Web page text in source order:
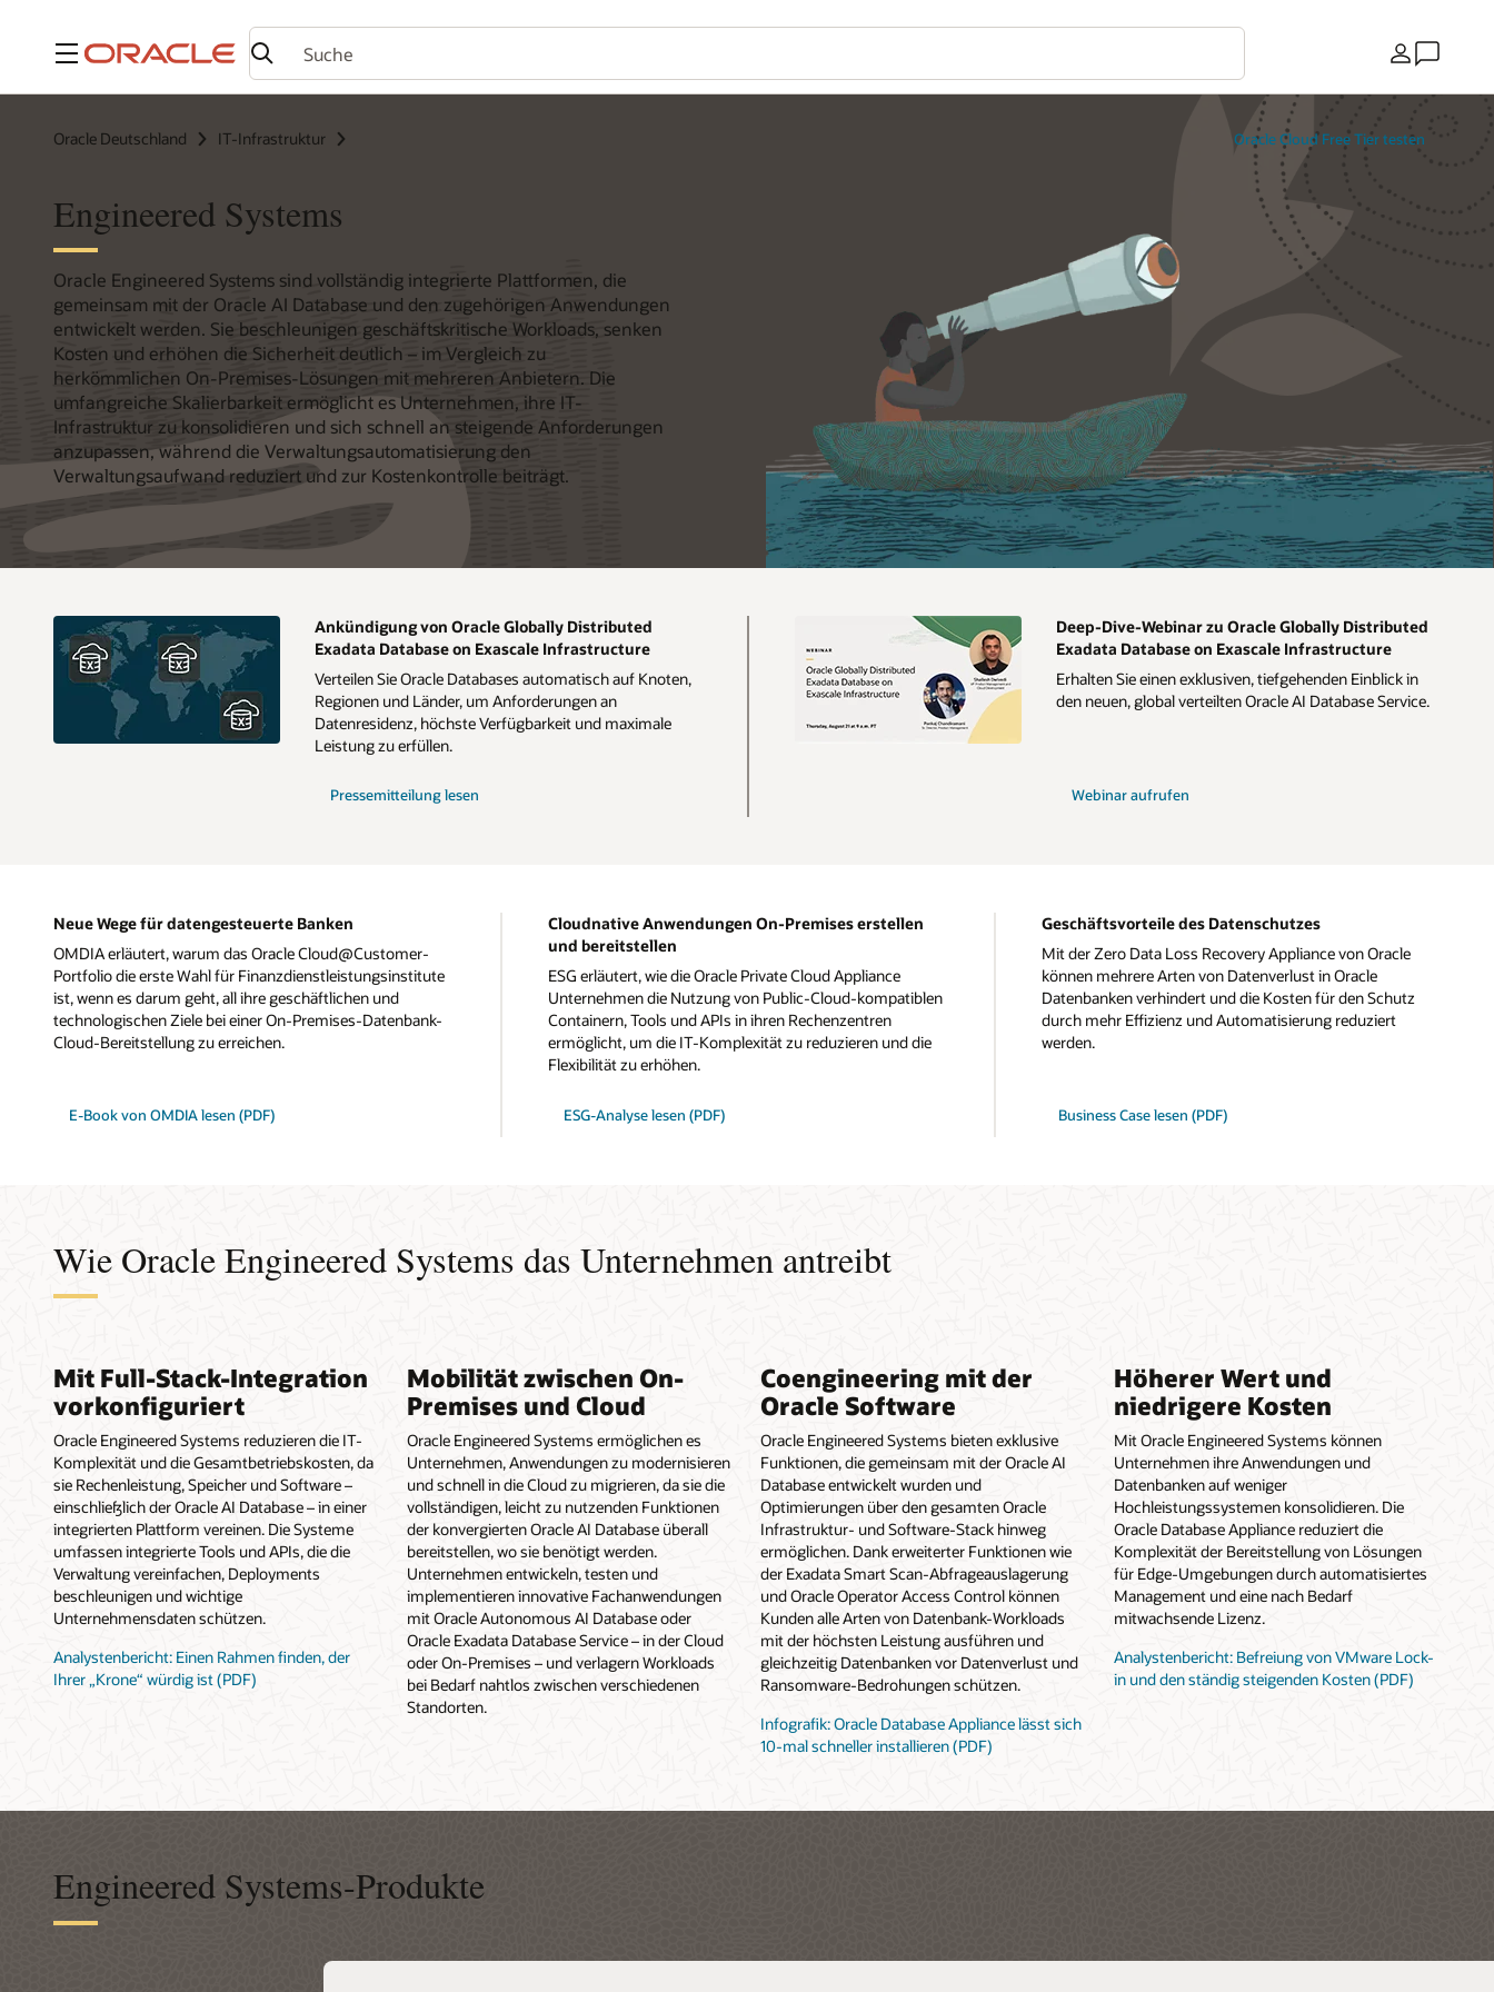
Menü Land
Oracle Deutschland IT-Infrastruktur Oracle Cloud Free Tier testen
Engineered Systems
Oracle Engineered Systems sind vollständig integrierte Plattformen, die
gemeinsam mit der Oracle AI Database und den zugehörigen Anwendungen
entwickelt werden. Sie beschleunigen geschäftskritische Workloads, senken
Kosten und erhöhen die Sicherheit deutlich – im Vergleich zu
herkömmlichen On-Premises-Lösungen mit mehreren Anbietern. Die
umfangreiche Skalierbarkeit ermöglicht es Unternehmen, ihre IT-
Infrastruktur zu konsolidieren und sich schnell an steigende Anforderungen
anzupassen, während die Verwaltungsautomatisierung den
Verwaltungsaufwand reduziert und zur Kostenkontrolle beiträgt.
Ankündigung von Oracle Globally Distributed
Exadata Database on Exascale Infrastructure
Verteilen Sie Oracle Databases automatisch auf Knoten,
Regionen und Länder, um Anforderungen an
Datenresidenz, höchste Verfügbarkeit und maximale
Leistung zu erfüllen.
Pressemitteilung lesen
Deep-Dive-Webinar zu Oracle Globally Distributed
Exadata Database on Exascale Infrastructure
Erhalten Sie einen exklusiven, tiefgehenden Einblick in
den neuen, global verteilten Oracle AI Database Service.
Webinar aufrufen
Neue Wege für datengesteuerte Banken
OMDIA erläutert, warum das Oracle Cloud@Customer-
Portfolio die erste Wahl für Finanzdienstleistungsinstitute
ist, wenn es darum geht, all ihre geschäftlichen und
technologischen Ziele bei einer On-Premises-Datenbank-
Cloud-Bereitstellung zu erreichen.
E-Book von OMDIA lesen (PDF)
Cloudnative Anwendungen On-Premises erstellen
und bereitstellen
ESG erläutert, wie die Oracle Private Cloud Appliance
Unternehmen die Nutzung von Public-Cloud-kompatiblen
Containern, Tools und APIs in ihren Rechenzentren
ermöglicht, um die IT-Komplexität zu reduzieren und die
Flexibilität zu erhöhen.
ESG-Analyse lesen (PDF)
Geschäftsvorteile des Datenschutzes
Mit der Zero Data Loss Recovery Appliance von Oracle
können mehrere Arten von Datenverlust in Oracle
Datenbanken verhindert und die Kosten für den Schutz
durch mehr Effizienz und Automatisierung reduziert
werden.
Business Case lesen (PDF)
Wie Oracle Engineered Systems das Unternehmen antreibt
Mit Full-Stack-Integration
vorkonfiguriert
Oracle Engineered Systems reduzieren die IT-
Komplexität und die Gesamtbetriebskosten, da
sie Rechenleistung, Speicher und Software –
einschließlich der Oracle AI Database – in einer
integrierten Plattform vereinen. Die Systeme
umfassen integrierte Tools und APIs, die die
Verwaltung vereinfachen, Deployments
beschleunigen und wichtige
Unternehmensdaten schützen.
Analystenbericht: Einen Rahmen finden, der
Ihrer „Krone“ würdig ist (PDF)
Mobilität zwischen On-
Premises und Cloud
Oracle Engineered Systems ermöglichen es
Unternehmen, Anwendungen zu modernisieren
und schnell in die Cloud zu migrieren, da sie die
vollständigen, leicht zu nutzenden Funktionen
der konvergierten Oracle AI Database überall
bereitstellen, wo sie benötigt werden.
Unternehmen entwickeln, testen und
implementieren innovative Fachanwendungen
mit Oracle Autonomous AI Database oder
Oracle Exadata Database Service – in der Cloud
oder On-Premises – und verlagern Workloads
bei Bedarf nahtlos zwischen verschiedenen
Standorten.
Coengineering mit der
Oracle Software
Oracle Engineered Systems bieten exklusive
Funktionen, die gemeinsam mit der Oracle AI
Database entwickelt wurden und
Optimierungen über den gesamten Oracle
Infrastruktur- und Software-Stack hinweg
ermöglichen. Dank erweiterter Funktionen wie
der Exadata Smart Scan-Abfrageauslagerung
und Oracle Operator Access Control können
Kunden alle Arten von Datenbank-Workloads
mit der höchsten Leistung ausführen und
gleichzeitig Datenbanken vor Datenverlust und
Ransomware-Bedrohungen schützen.
Infografik: Oracle Database Appliance lässt sich
10-mal schneller installieren (PDF)
Höherer Wert und
niedrigere Kosten
Mit Oracle Engineered Systems können
Unternehmen ihre Anwendungen und
Datenbanken auf weniger
Hochleistungssystemen konsolidieren. Die
Oracle Database Appliance reduziert die
Komplexität der Bereitstellung von Lösungen
für Edge-Umgebungen durch automatisiertes
Management und eine nach Bedarf
mitwachsende Lizenz.
Analystenbericht: Befreiung von VMware Lock-
in und den ständig steigenden Kosten (PDF)
Engineered Systems-Produkte